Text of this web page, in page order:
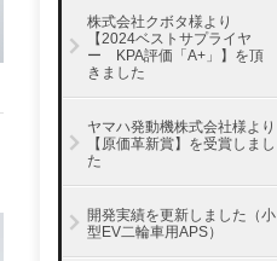
株式会社クボタ様より
【2024ベストサプライヤ
ー KPA評価「A+」】を頂
きました
ヤマハ発動機株式会社様より
【原価革新賞】を受賞しまし
た
開発実績を更新しました（小
型EV二輪車用APS）